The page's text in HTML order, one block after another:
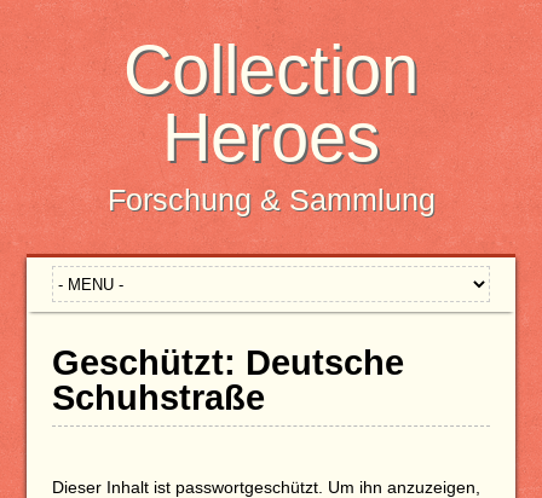
Collection
Heroes
Forschung & Sammlung
Geschützt: Deutsche
Schuhstraße
Dieser Inhalt ist passwortgeschützt. Um ihn anzuzeigen,